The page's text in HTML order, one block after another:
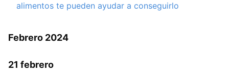
alimentos te pueden ayudar a conseguirlo
Febrero 2024
21 febrero